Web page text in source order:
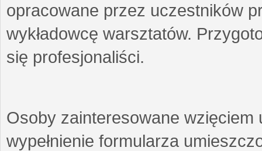
opracowane przez uczestników
wykładowcę warsztatów.
się profesjonaliści.
Osoby zainteresowane wzięciem
wypełnienie formularza